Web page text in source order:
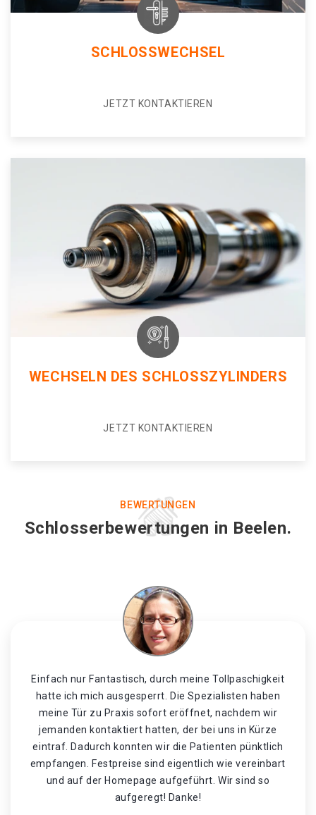
SCHLOSSWECHSEL
JETZT KONTAKTIEREN
WECHSELN DES SCHLOSSZYLINDERS
JETZT KONTAKTIEREN
BEWERTUNGEN
Schlosserbewertungen in Beelen.
Einfach nur Fantastisch, durch meine Tollpaschigkeit
hatte ich mich ausgesperrt. Die Spezialisten haben
meine Tür zu Praxis sofort eröffnet, nachdem wir
jemanden kontaktiert hatten, der bei uns in Kürze
eintraf. Dadurch konnten wir die Patienten pünktlich
empfangen. Festpreise sind eigentlich wie vereinbart
und auf der Homepage aufgeführt. Wir sind so
aufgeregt! Danke!